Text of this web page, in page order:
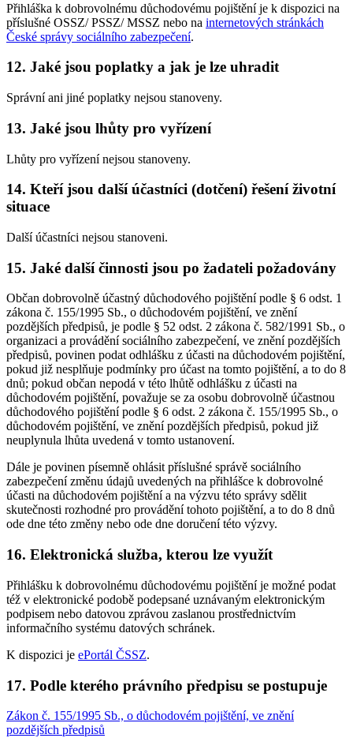
Přihláška k dobrovolnému důchodovému pojištění je k dispozici na
příslušné OSSZ/ PSSZ/ MSSZ nebo na internetových stránkách
České správy sociálního zabezpečení.
12. Jaké jsou poplatky a jak je lze uhradit
Správní ani jiné poplatky nejsou stanoveny.
13. Jaké jsou lhůty pro vyřízení
Lhůty pro vyřízení nejsou stanoveny.
14. Kteří jsou další účastníci (dotčení) řešení životní
situace
Další účastníci nejsou stanoveni.
15. Jaké další činnosti jsou po žadateli požadovány
Občan dobrovolně účastný důchodového pojištění podle § 6 odst. 1
zákona č. 155/1995 Sb., o důchodovém pojištění, ve znění
pozdějších předpisů, je podle § 52 odst. 2 zákona č. 582/1991 Sb., o
organizaci a provádění sociálního zabezpečení, ve znění pozdějších
předpisů, povinen podat odhlášku z účasti na důchodovém pojištění,
pokud již nesplňuje podmínky pro účast na tomto pojištění, a to do 8
dnů; pokud občan nepodá v této lhůtě odhlášku z účasti na
důchodovém pojištění, považuje se za osobu dobrovolně účastnou
důchodového pojištění podle § 6 odst. 2 zákona č. 155/1995 Sb., o
důchodovém pojištění, ve znění pozdějších předpisů, pokud již
neuplynula lhůta uvedená v tomto ustanovení.
Dále je povinen písemně ohlásit příslušné správě sociálního
zabezpečení změnu údajů uvedených na přihlášce k dobrovolné
účasti na důchodovém pojištění a na výzvu této správy sdělit
skutečnosti rozhodné pro provádění tohoto pojištění, a to do 8 dnů
ode dne této změny nebo ode dne doručení této výzvy.
16. Elektronická služba, kterou lze využít
Přihlášku k dobrovolnému důchodovému pojištění je možné podat
též v elektronické podobě podepsané uznávaným elektronickým
podpisem nebo datovou zprávou zaslanou prostřednictvím
informačního systému datových schránek.
K dispozici je ePortál ČSSZ.
17. Podle kterého právního předpisu se postupuje
Zákon č. 155/1995 Sb., o důchodovém pojištění, ve znění
pozdějších předpisů